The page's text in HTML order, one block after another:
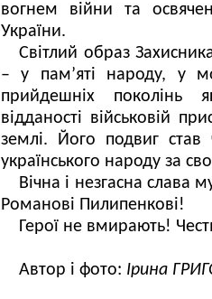
вогнем війни та
України.
Світлий образ
– у пам’яті народу, у
прийдешніх поколінь
відданості військовій
землі. Його подвиг став
українського народу за
Вічна і незгасна слава
Романові Пилипенкові!
Герої не вмирають!
Автор і фото: Ірина